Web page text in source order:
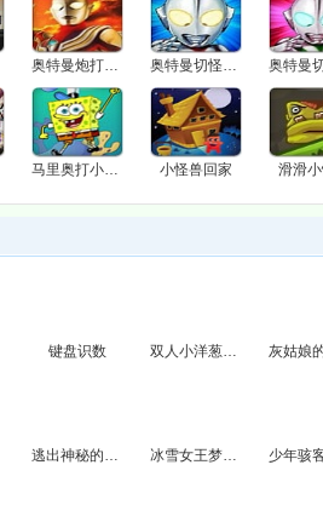
奥特曼炮打小怪兽 奥特曼切怪兽传
马里奥打小怪兽变态版 小怪兽回家 滑滑
键盘识数 双人小洋葱跑酷
逃出神秘的堡垒4 冰雪女王梦幻婚礼